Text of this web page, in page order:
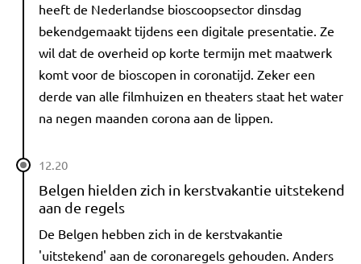
heeft de Nederlandse bioscoopsector dinsdag
bekendgemaakt tijdens een digitale presentatie. Ze
wil dat de overheid op korte termijn met maatwerk
komt voor de bioscopen in coronatijd. Zeker een
derde van alle filmhuizen en theaters staat het water
na negen maanden corona aan de lippen.
12.20
Belgen hielden zich in kerstvakantie uitstekend
aan de regels
De Belgen hebben zich in de kerstvakantie
'uitstekend' aan de coronaregels gehouden. Anders